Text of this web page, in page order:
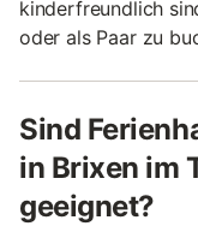
kinderfreundlich
oder als Paar zu
Sind
in Brixen im
geeignet?